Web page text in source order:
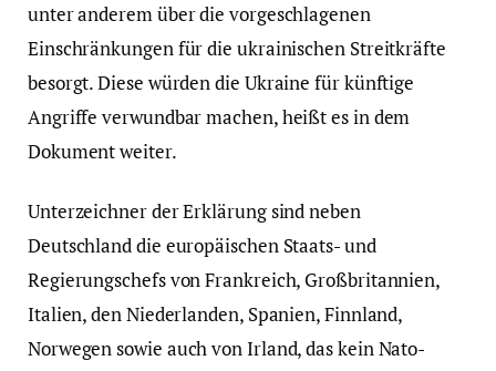
unter anderem über die vorgeschlagenen
Einschränkungen für die ukrainischen Streitkräfte
besorgt. Diese würden die Ukraine für künftige
Angriffe verwundbar machen, heißt es in dem
Dokument weiter.
Unterzeichner der Erklärung sind neben
Deutschland die europäischen Staats- und
Regierungschefs von Frankreich, Großbritannien,
Italien, den Niederlanden, Spanien, Finnland,
Norwegen sowie auch von Irland, das kein Nato-